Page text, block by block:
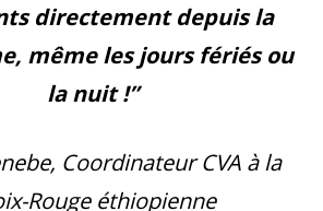
directement depuis la
même les jours fériés ou
la nuit !”
Coordinateur CVA à la
Rouge éthiopienne